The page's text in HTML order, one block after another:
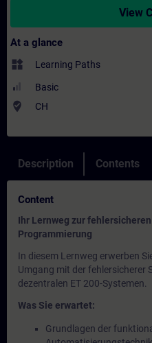
View
At a glance
widgets Learning Paths
Basic
where_to_vote CH
Description Contents
Content
Ihr Lernweg zur
Programmierung
In diesem Lernweg erwerben
Umgang mit der fehlersicherer
dezentralen ET 200-Systemen.
Was Sie erwartet:
Grundlagen der